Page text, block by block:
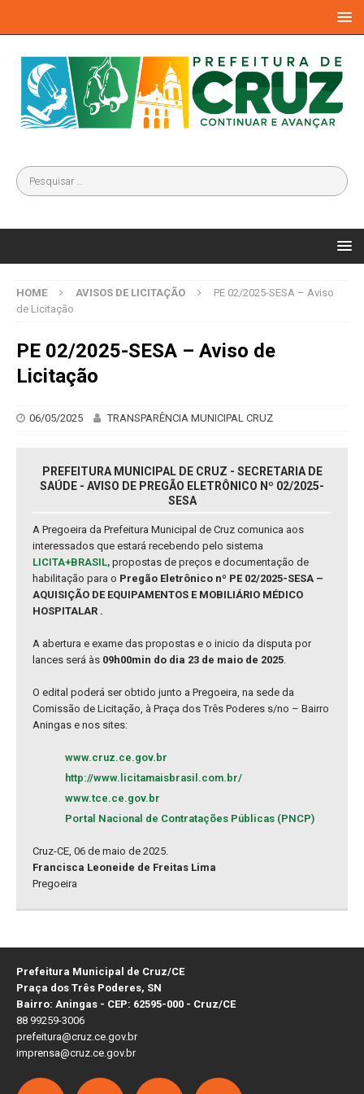
HOME AVISOS DE LICITAÇÃO
PE 02/2025-SESA – Aviso
de Licitação
PE 02/2025-SESA – Aviso de
Licitação
06/05/2025 TRANSPARÊNCIA MUNICIPAL CRUZ
PREFEITURA MUNICIPAL DE CRUZ - SECRETARIA DE
SAÚDE - AVISO DE PREGÃO ELETRÔNICO Nº 02/2025-
SESA
A Pregoeira da Prefeitura Municipal de Cruz comunica aos
interessados que estará recebendo pelo sistema
LICITA+BRASIL, propostas de preços e documentação de
habilitação para o Pregão Eletrônico nº PE 02/2025-SESA –
AQUISIÇÃO DE EQUIPAMENTOS E MOBILIÁRIO MÉDICO
HOSPITALAR .
A abertura e exame das propostas e o inicio da disputa por
lances será às 09h00min do dia 23 de maio de 2025.
O edital poderá ser obtido junto a Pregoeira, na sede da
Comissão de Licitação, à Praça dos Três Poderes s/no – Bairro
Aningas e nos sites:
www.cruz.ce.gov.br
http://www.licitamaisbrasil.com.br/
www.tce.ce.gov.br
Portal Nacional de Contratações Públicas (PNCP)
Cruz-CE, 06 de maio de 2025.
Francisca Leoneide de Freitas Lima
Pregoeira
Prefeitura Municipal de Cruz/CE
Praça dos Três Poderes, SN
Bairro: Aningas - CEP: 62595-000 - Cruz/CE
88 99259-3006
prefeitura@cruz.ce.gov.br
imprensa@cruz.ce.gov.br